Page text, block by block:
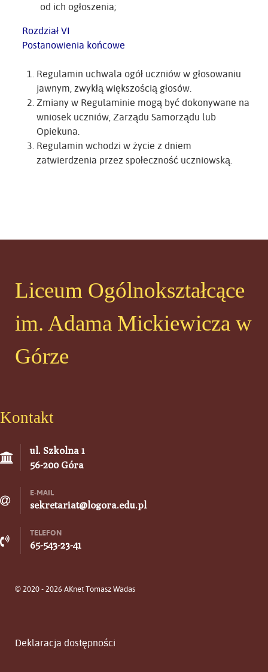
od ich ogłoszenia;
Rozdział VI
Postanowienia końcowe
Regulamin uchwala ogół uczniów w głosowaniu
jawnym, zwykłą większością głosów.
Zmiany w Regulaminie mogą być dokonywane na
wniosek uczniów, Zarządu Samorządu lub
Opiekuna.
Regulamin wchodzi w życie z dniem
zatwierdzenia przez społeczność uczniowską.
Liceum Ogólnokształcące
im. Adama Mickiewicza w
Górze
Kontakt
ul. Szkolna 1
56-200 Góra
E-MAIL
sekretariat@logora.edu.pl
TELEFON
65-543-23-41
© 2020 - 2026 AKnet Tomasz Wadas
Deklaracja dostępności